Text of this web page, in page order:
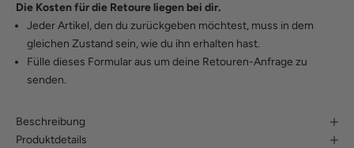
Die Kosten für die Retoure liegen bei dir.
Jeder Artikel, den du zurückgeben möchtest, muss in dem
gleichen Zustand sein, wie du ihn erhalten hast.
Fülle dieses Formularaus um deine Retouren-Anfrage zu
senden.
Beschreibung
Produktdetails